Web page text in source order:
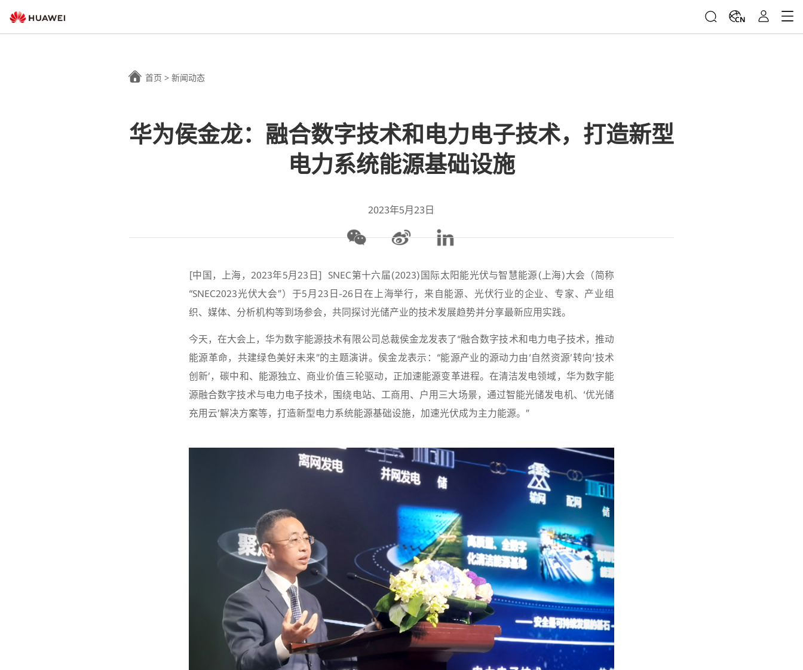
首页 >新闻动态
华为侯金龙：融合数字技术和电力电子技术，打造新型
电力系统能源基础设施
2023年5月23日
[中国，上海，2023年5月23日] SNEC第十六届(2023)国际太阳能光伏与智慧能源(上海)大会（简称
“SNEC2023光伏大会”）于5月23日-26日在上海举行，来自能源、光伏行业的企业、专家、产业组
织、媒体、分析机构等到场参会，共同探讨光储产业的技术发展趋势并分享最新应用实践。
今天，在大会上，华为数字能源技术有限公司总裁侯金龙发表了“融合数字技术和电力电子技术，推动
能源革命，共建绿色美好未来”的主题演讲。侯金龙表示：“能源产业的源动力由‘自然资源’转向‘技术
创新’，碳中和、能源独立、商业价值三轮驱动，正加速能源变革进程。在清洁发电领域，华为数字能
源融合数字技术与电力电子技术，围绕电站、工商用、户用三大场景，通过智能光储发电机、‘优光储
充用云’解决方案等，打造新型电力系统能源基础设施，加速光伏成为主力能源。”
CN